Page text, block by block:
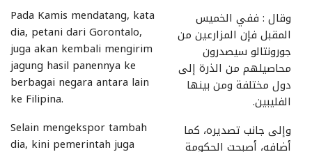
وقال : ففي الخميس
المقبل فإن المزارعين من
جورونتالو سيصدرون
محاصيلهم من الذرة إلى
دول مختلفة ومن بينها
الفليبين.
وإلى جانب تصديره، كما
أضافه، أصبحت الحكومة
Pada Kamis mendatang, kata
dia, petani dari Gorontalo,
juga akan kembali mengirim
jagung hasil panennya ke
berbagai negara antara lain
ke Filipina.
Selain mengekspor tambah
dia, kini pemerintah juga